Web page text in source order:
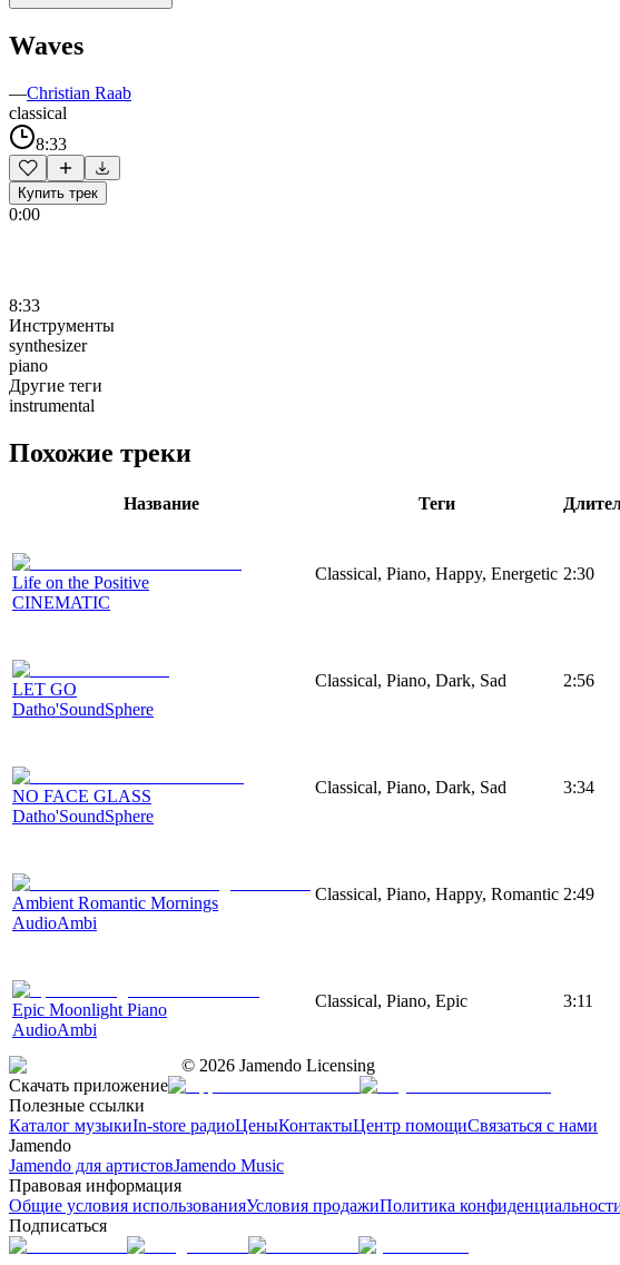
Waves
—Christian Raab
classical
8:33
Купить трек
0:00
8:33
Инструменты
synthesizer
piano
Другие теги
instrumental
Похожие треки
Название Теги
Life on the Positive
CINEMATIC
Classical, Piano, Happy, Energetic 2:30
LET GO
Datho'SoundSphere
Classical, Piano, Dark, Sad 2:56
NO FACE GLASS
Datho'SoundSphere
Classical, Piano, Dark, Sad 3:34
Ambient Romantic Mornings
AudioAmbi
Classical, Piano, Happy, Romantic 2:49
Epic Moonlight Piano
AudioAmbi
Classical, Piano, Epic 3:11
© 2026 Jamendo Licensing
Скачать приложение
Полезные ссылки
Каталог музыкиIn-store радиоЦеныКонтактыЦентр помощиСвязаться с нами
Jamendo
Jamendo для артистовJamendo Music
Правовая информация
Общие условия использованияУсловия продажиПолитика
Подписаться